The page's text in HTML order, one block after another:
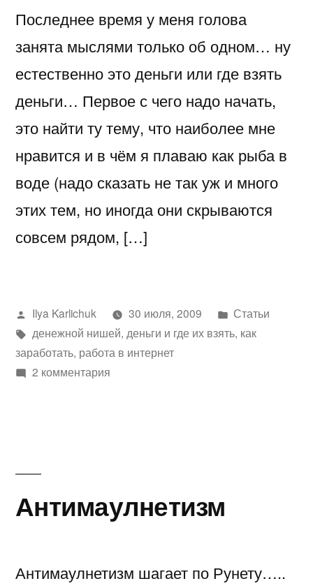
Последнее время у меня голова
занята мыслями только об одном… ну
естественно это деньги или где взять
деньги… Первое с чего надо начать,
это найти ту тему, что наиболее мне
нравится и в чём я плаваю как рыба в
воде (надо сказать не так уж и много
этих тем, но иногда они скрываются
совсем рядом, […]
Написано
автором
Ilya Karlichuk 30 июля, 2009
Написано
в
Статьи
Метки:
денежной нишей, деньги и где их взять, как
заработать, работа в интернет
2 комментарияк
Антимаулнетизм
Антимаулнетизм шагает по Рунету…..